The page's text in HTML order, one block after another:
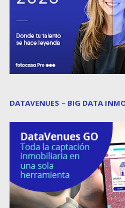
DATAVENUES – BIG DATA